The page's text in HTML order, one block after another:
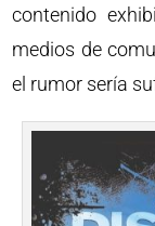
contenido
medios de
el rumor sería